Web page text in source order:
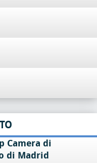
Camera di
di Madrid